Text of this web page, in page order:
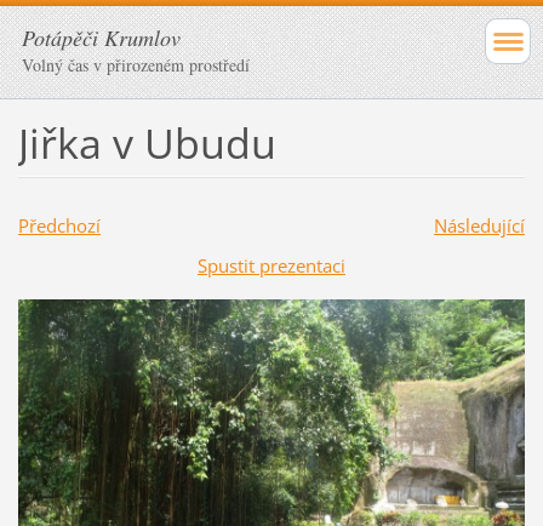
Potápěči Krumlov
Volný čas v přirozeném prostředí
Jiřka v Ubudu
Předchozí
Následující
Spustit prezentaci